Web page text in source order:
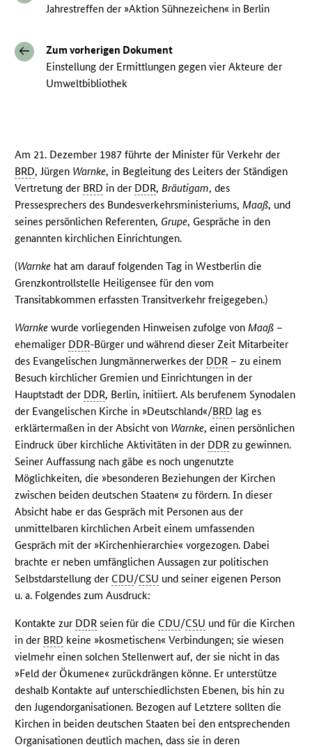
Jahrestreffen der »Aktion Sühnezeichen« in Berlin
Zum vorherigen Dokument
Einstellung der Ermittlungen gegen vier Akteure der
Umweltbibliothek
Am 21. Dezember 1987 führte der Minister für Verkehr der
BRD, Jürgen Warnke, in Begleitung des Leiters der Ständigen
Vertretung der BRD in der DDR,Bräutigam, des
Pressesprechers des Bundesverkehrsministeriums,Maaß, und
seines persönlichen Referenten, Grupe, Gespräche in den
genannten kirchlichen Einrichtungen.
(Warnke hat am darauf folgenden Tag in Westberlin die
Grenzkontrollstelle Heiligensee für den vom
Transitabkommen erfassten Transitverkehr freigegeben.)
Warnke wurde vorliegenden Hinweisen zufolge vonMaaß –
ehemaliger DDR-Bürger und während dieser Zeit Mitarbeiter
des Evangelischen Jungmännerwerkes der DDR – zu einem
Besuch kirchlicher Gremien und Einrichtungen in der
Hauptstadt der DDR, Berlin, initiiert. Als berufenem Synodalen
der Evangelischen Kirche in »Deutschland«/BRD lag es
erklärtermaßen in der Absicht von Warnke, einen persönlichen
Eindruck über kirchliche Aktivitäten in der DDR zu gewinnen.
Seiner Auffassung nach gäbe es noch ungenutzte
Möglichkeiten, die »besonderen Beziehungen der Kirchen
zwischen beiden deutschen Staaten« zu fördern. In dieser
Absicht habe er das Gespräch mit Personen aus der
unmittelbaren kirchlichen Arbeit einem umfassenden
Gespräch mit der »Kirchenhierarchie« vorgezogen. Dabei
brachte er neben umfänglichen Aussagen zur politischen
Selbstdarstellung der CDU/CSU und seiner eigenen Person
u. a. Folgendes zum Ausdruck:
Kontakte zur DDR seien für die CDU/CSU und für die Kirchen
in der BRD keine »kosmetischen« Verbindungen; sie wiesen
vielmehr einen solchen Stellenwert auf, der sie nicht in das
»Feld der Ökumene« zurückdrängen könne. Er unterstütze
deshalb Kontakte auf unterschiedlichsten Ebenen, bis hin zu
den Jugendorganisationen. Bezogen auf Letztere sollten die
Kirchen in beiden deutschen Staaten bei den entsprechenden
Organisationen deutlich machen, dass sie in deren